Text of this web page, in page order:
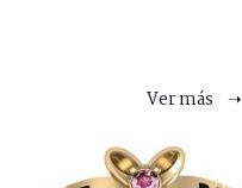
Ver más ➝